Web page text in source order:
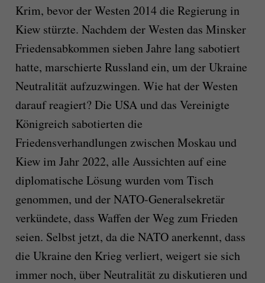
Krim, bevor der Westen 2014 die Regierung in
Kiew stürzte. Nachdem der Westen das Minsker
Friedensabkommen sieben Jahre lang sabotiert
hatte, marschierte Russland ein, um der Ukraine
Neutralität aufzuzwingen. Wie hat der Westen
darauf reagiert? Die USA und das Vereinigte
Königreich sabotierten die
Friedensverhandlungen zwischen Moskau und
Kiew im Jahr 2022, alle Aussichten auf eine
diplomatische Lösung wurden vom Tisch
genommen, und der NATO-Generalsekretär
verkündete, dass Waffen der Weg zum Frieden
seien. Selbst jetzt, da die NATO anerkennt, dass
die Ukraine den Krieg verliert, weigert sie sich
immer noch, über Neutralität zu diskutieren und